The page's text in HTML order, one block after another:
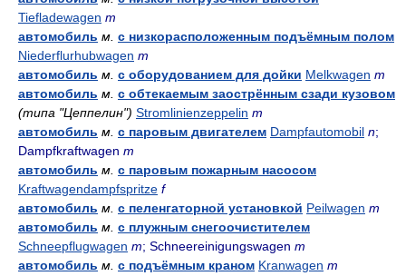
Tiefladewagen m
автомобиль м. с низкорасположенным подъёмным полом
Niederflurhubwagen m
автомобиль м. с оборудованием для дойки Melkwagen m
автомобиль м. с обтекаемым заострённым сзади кузовом
(типа "Цеппелин") Stromlinienzeppelin m
автомобиль м. с паровым двигателем Dampfautomobil n;
Dampfkraftwagen m
автомобиль м. с паровым пожарным насосом
Kraftwagendampfspritze f
автомобиль м. с пеленгаторной установкой Peilwagen m
автомобиль м. с плужным снегоочистителем
Schneepflugwagen m; Schneereinigungswagen m
автомобиль м. с подъёмным краном Kranwagen m